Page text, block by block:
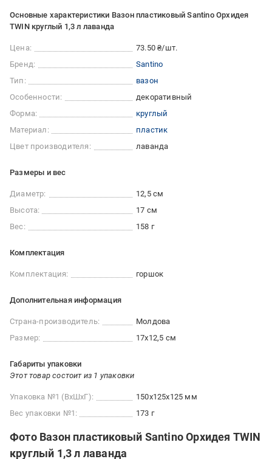
Основные характеристики Вазон пластиковый Santino Орхидея
TWIN круглый 1,3 л лаванда
Цена:
73.50 ₴/шт.
Бренд:
Santino
Тип:
вазон
Особенности:
декоративный
Форма:
круглый
Материал:
пластик
Цвет производителя:
лаванда
Размеры и вес
Диаметр:
12,5 см
Высота:
17 см
Вес:
158 г
Комплектация
Комплектация: горшок
Дополнительная информация
Страна-производитель:
Молдова
Размер:
17x12,5 см
Габариты упаковки
Этот товар состоит из 1 упаковки
Упаковка №1 (ВхШхГ):
150x125x125 мм
Вес упаковки №1:
173 г
Фото Вазон пластиковый Santino Орхидея TWIN
круглый 1,3 л лаванда